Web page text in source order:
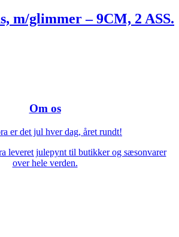
m/glimmer – 9CM, 2 ASS.
Om os
er det jul hver dag, året rundt!
leveret julepynt til butikker og sæsonvarer
over hele verden.